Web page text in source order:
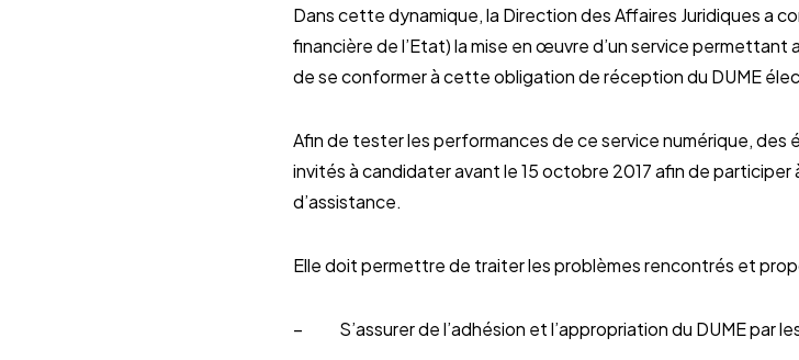
Dans cette dynamique, la Direction des Affaires Juridiques a
financière de l’Etat) la mise en œuvre d’un service
de se conformer à cette obligation de réception du DUME
Afin de tester les performances de ce service numérique, des
invités à candidater avant le 15 octobre 2017 afin de
d’assistance.
Elle doit permettre de traiter les problèmes rencontrés et
– S’assurer de l’adhésion et l’appropriation du DUME par